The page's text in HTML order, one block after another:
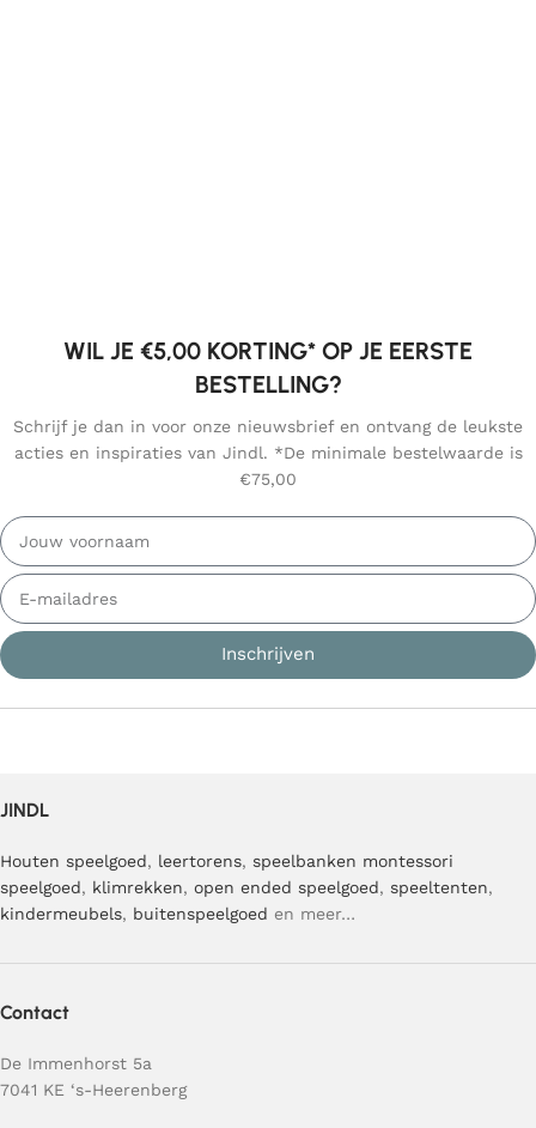
WIL JE €5,00 KORTING* OP JE EERSTE
BESTELLING?
Schrijf je dan in voor onze nieuwsbrief en ontvang de leukste
acties en inspiraties van Jindl. *De minimale bestelwaarde is
€75,00
Inschrijven
JINDL
Houten speelgoed, leertorens, speelbanken montessori
speelgoed, klimrekken, open ended speelgoed, speeltenten,
kindermeubels, buitenspeelgoed en meer…
Contact
De Immenhorst 5a
7041 KE ‘s-Heerenberg